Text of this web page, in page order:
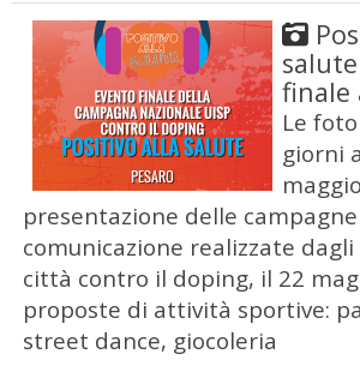
finale
Le
giorni
presentazione delle
comunicazione realizzate
città contro il doping, il 22
proposte di attività sportive:
street dance, giocoleria